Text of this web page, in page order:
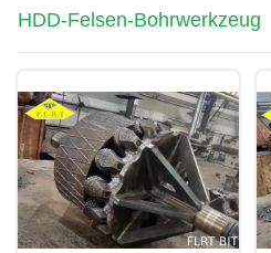
HDD-Felsen-Bohrwerkzeug